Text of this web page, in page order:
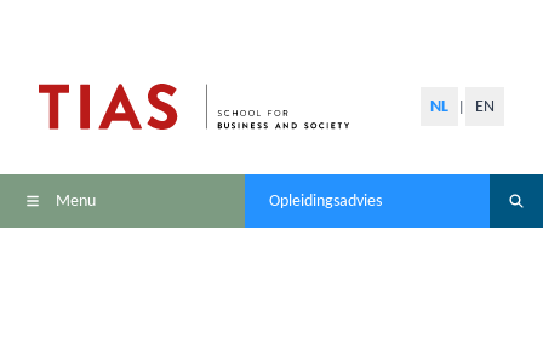
NL EN
Menu Opleidingsadvies